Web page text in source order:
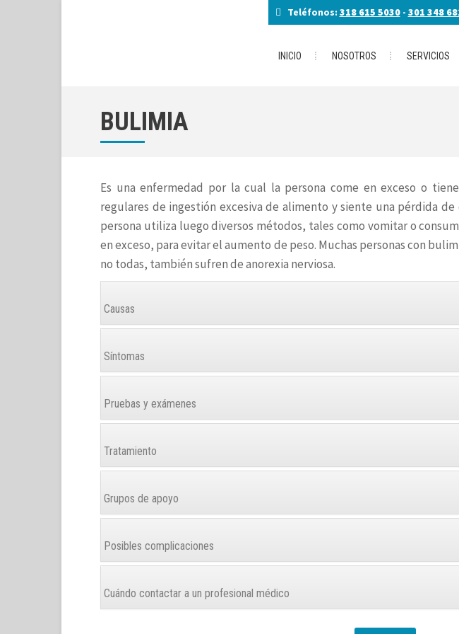
Teléfonos: 318 615 5030- 301 348
INICIO NOSOTROS SERVICIOS
BULIMIA
Es una enfermedad por la cual la persona come en exceso o
regulares de ingestión excesiva de alimento y siente una pérdida de
persona utiliza luego diversos métodos, tales como vomitar o
en exceso, para evitar el aumento de peso. Muchas personas con
no todas, también sufren de anorexia nerviosa.
Causas
Síntomas
Pruebas y exámenes
Tratamiento
Grupos de apoyo
Posibles complicaciones
Cuándo contactar a un profesional médico